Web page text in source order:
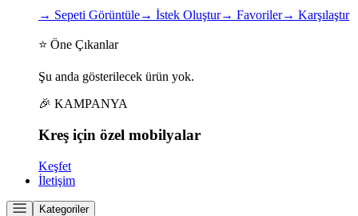
→ Sepeti Görüntüle→ İstek Oluştur→ Favoriler→ Karşılaştır
⭐ Öne Çıkanlar
Şu anda gösterilecek ürün yok.
🎉 KAMPANYA
Kreş için özel mobilyalar
Keşfet
İletişim
Kategoriler